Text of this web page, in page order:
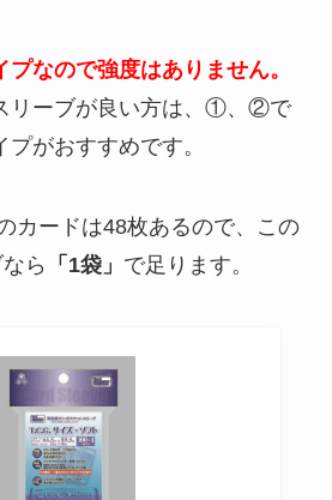
プなので強度はありません。
リーブが良い方は、①、②で
がおすすめです。
カードは48枚あるので、この
ら
「1袋」 で足ります。